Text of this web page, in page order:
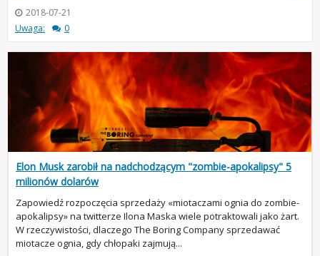
2018-07-21
Uwaga:
0
Elon Musk zarobił na nadchodzącym "zombie-apokalipsy" 5
milionów dolarów
Zapowiedź rozpoczęcia sprzedaży «miotaczami ognia do zombie-
apokalipsy» na twitterze Ilona Maska wiele potraktowali jako żart.
W rzeczywistości, dlaczego The Boring Company sprzedawać
miotacze ognia, gdy chłopaki zajmują...